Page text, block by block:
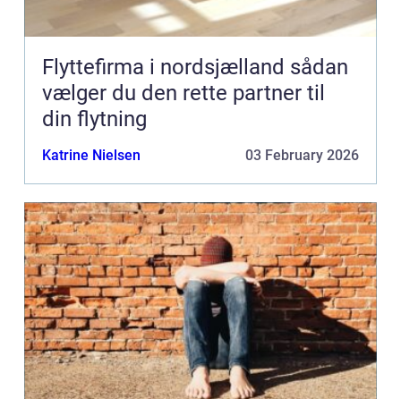
Flyttefirma i nordsjælland sådan
vælger du den rette partner til
din flytning
Katrine Nielsen 03 February 2026